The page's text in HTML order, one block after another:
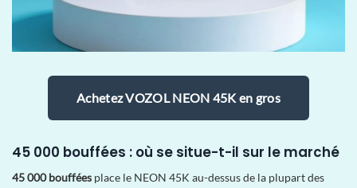
Achetez VOZOL NEON 45K en gros
45 000 bouffées : où se situe-t-il sur le marché
45 000 bouffées place le NEON 45K au-dessus de la plupart des